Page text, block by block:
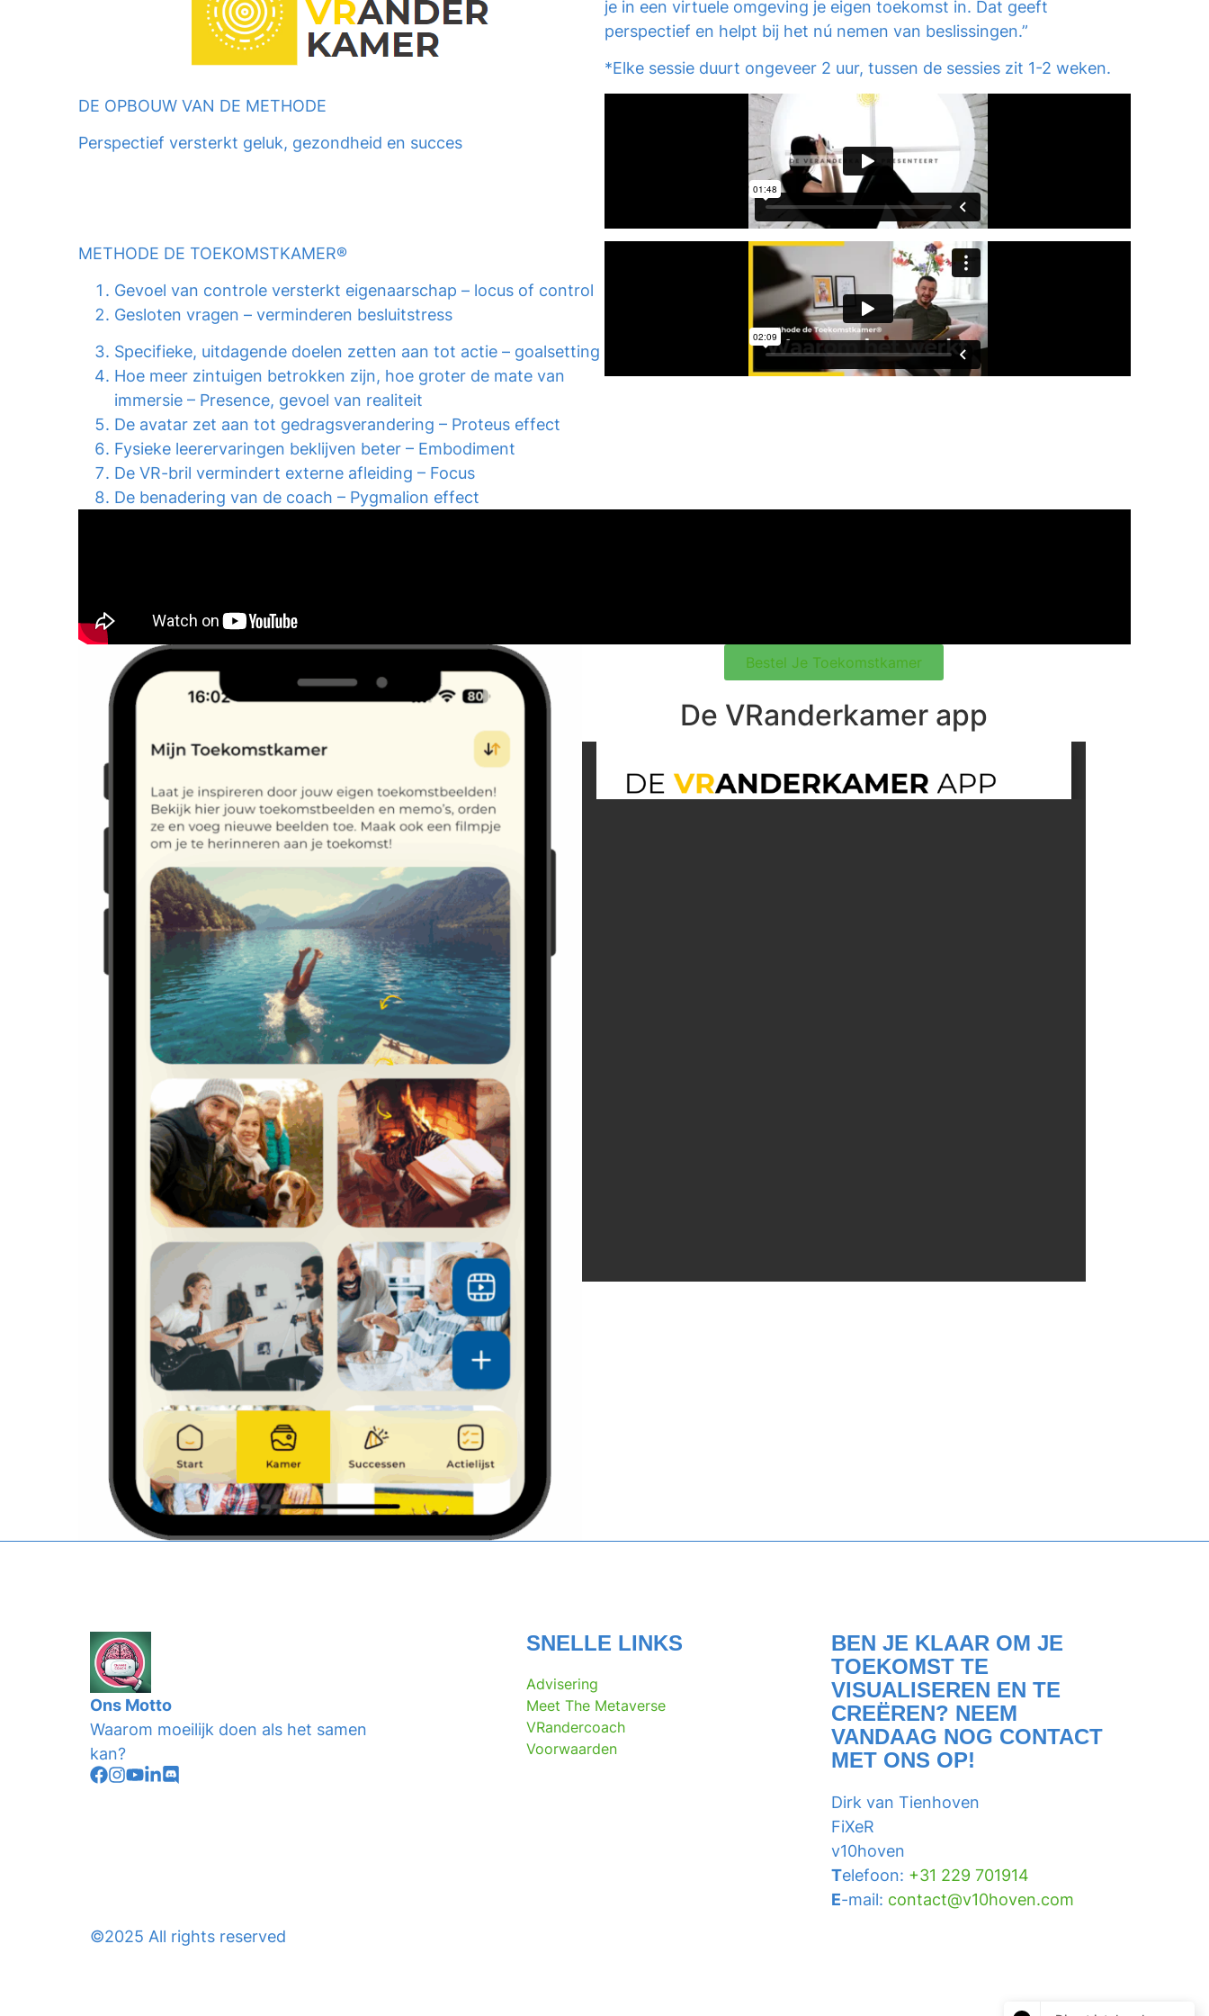
je in een virtuele omgeving je eigen toekomst in. Dat geeft
perspectief en helpt bij het nú nemen van beslissingen.”
*Elke sessie duurt ongeveer 2 uur, tussen de sessies zit 1-2 weken.
DE OPBOUW VAN DE METHODE
Perspectief versterkt geluk, gezondheid en succes
METHODE DE TOEKOMSTKAMER®
Gevoel van controle versterkt eigenaarschap – locus of control
Gesloten vragen – verminderen besluitstress
Specifieke, uitdagende doelen zetten aan tot actie – goalsetting
Hoe meer zintuigen betrokken zijn, hoe groter de mate van
immersie – Presence, gevoel van realiteit
De avatar zet aan tot gedragsverandering – Proteus effect
Fysieke leerervaringen beklijven beter – Embodiment
De VR-bril vermindert externe afleiding – Focus
De benadering van de coach – Pygmalion effect
Bestel Je Toekomstkamer
De VRanderkamer app
Ons Motto
Waarom moeilijk doen als het samen
kan?
SNELLE LINKS
Advisering
Meet The Metaverse
VRandercoach
Voorwaarden
BEN JE KLAAR OM JE
TOEKOMST TE
VISUALISEREN EN TE
CREËREN? NEEM
VANDAAG NOG CONTACT
MET ONS OP!
Dirk van Tienhoven
FiXeR
v10hoven
Telefoon: +31 229 701914
E-mail: contact@v10hoven.com
©2025 All rights reserved